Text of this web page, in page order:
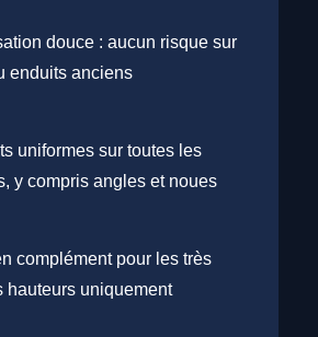
douce : aucun risque sur
enduits anciens
uniformes sur toutes les
y compris angles et noues
complément pour les très
hauteurs uniquement